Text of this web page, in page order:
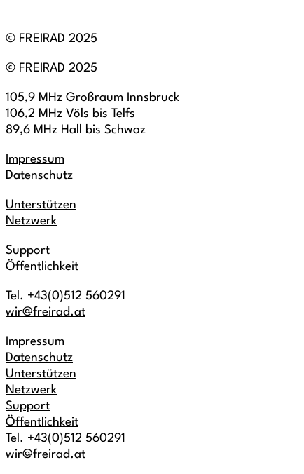
© FREIRAD 2025
© FREIRAD 2025
105,9 MHz Großraum Innsbruck
106,2 MHz Völs bis Telfs
89,6 MHz Hall bis Schwaz
Impressum
Datenschutz
Unterstützen
Netzwerk
Support
Öffentlichkeit
Tel. +43(0)512 560291
wir@freirad.at
Impressum
Datenschutz
Unterstützen
Netzwerk
Support
Öffentlichkeit
Tel. +43(0)512 560291
wir@freirad.at